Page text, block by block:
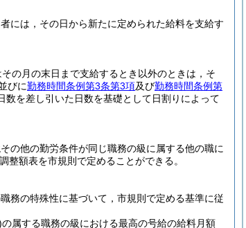
には，その日から新たに定められた給料を支給す
の月の末日まで支給するとき以外のときは，そ
びに勤務時間条例第3条第3項及び勤務時間条例第
を差し引いた日数を基礎として日割りによって
の他の勤労条件が同じ職務の級に属する他の職に
額表を市規則で定めることができる。
務の特殊性に基づいて，市規則で定める基準に従
の属する職務の級における最高の号給の給料月額